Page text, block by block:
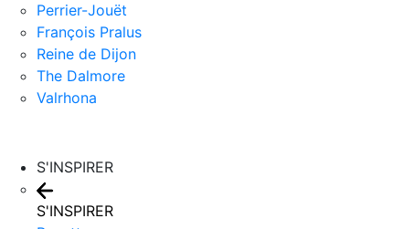
Perrier-Jouët
François Pralus
Reine de Dijon
The Dalmore
Valrhona
S'INSPIRER
S'INSPIRER